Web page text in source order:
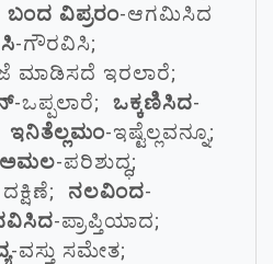
ಬಂದ ವಿಪ್ರರಂ-ಆಗಮಿಸಿದ
-ಗೌರವಿಸಿ;
ಮಾಡಿಸದೆ ಇರಲಾರೆ;
-ಒಪ್ಪಲಾರೆ; ಒಕ್ಕಣಿಸಿದ-
ಇನಿತೆಲ್ಲಮಂ-ಇಷ್ಟೆಲ್ಲವನ್ನೂ;
ಅಮಲ-ಪರಿಶುದ್ಧ;
ದಕ್ಷಿಣೆ; ನಲವಿಂದ-
-ಪ್ರಾಪ್ತಿಯಾದ;
-ವಸ್ತು ಸಮೇತ;